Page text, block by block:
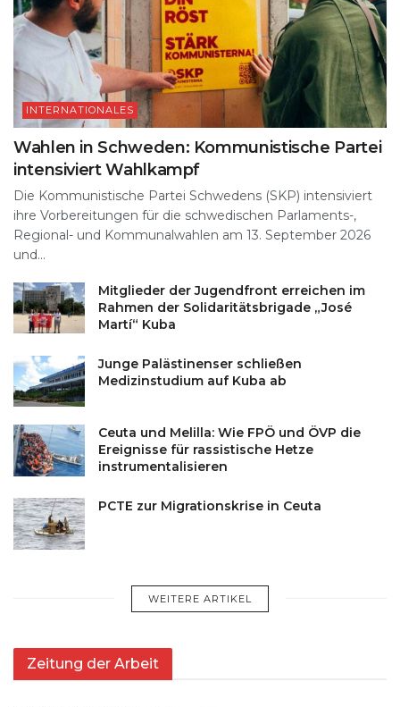
INTERNATIONALES
Wahlen in Schweden: Kommunistische Partei
intensiviert Wahlkampf
Die Kommunistische Partei Schwedens (SKP) intensiviert
ihre Vorbereitungen für die schwedischen Parlaments-,
Regional- und Kommunalwahlen am 13. September 2026
und...
Mitglieder der Jugendfront erreichen im
Rahmen der Solidaritätsbrigade „José
Martí“ Kuba
Junge Palästinenser schließen
Medizinstudium auf Kuba ab
Ceuta und Melilla: Wie FPÖ und ÖVP die
Ereignisse für rassistische Hetze
instrumentalisieren
PCTE zur Migrationskrise in Ceuta
WEITERE ARTIKEL
Zeitung der Arbeit